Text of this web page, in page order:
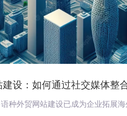
建设：如何通过社交媒体整
种外贸网站建设已成为企业拓展